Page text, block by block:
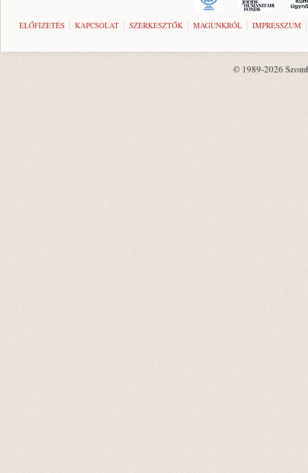
ELŐFIZETÉS KAPCSOLAT SZERKESZTŐK MAGUNKRÓL IMPRESSZUM
© 1989-2026